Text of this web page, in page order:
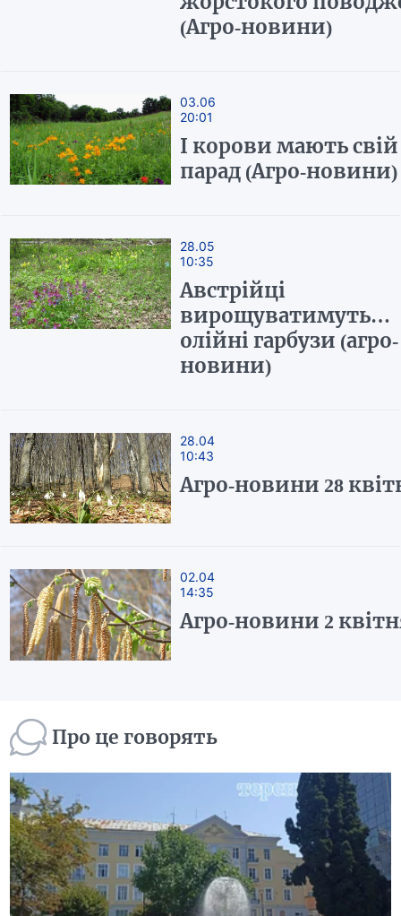
(Агро-новини)
03.06
20:01
І корови мають свій
парад (Агро-новини)
28.05
10:35
Австрійці
вирощуватимуть…
олійні гарбузи (агро-
новини)
28.04
10:43
Агро-новини 28
02.04
14:35
Агро-новини 2
Про це говорять